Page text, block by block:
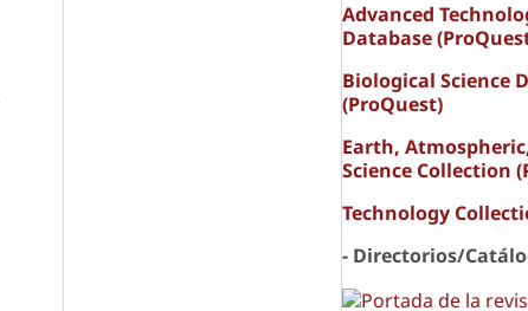
Advanced
Database
Biological Science
(ProQuest)
Earth,
Science Collection
Technology
- Directorios/